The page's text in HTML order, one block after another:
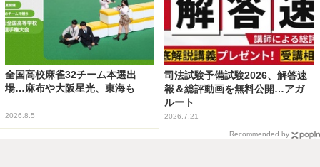
全国高校麻雀32チーム本選出
場…麻布や大阪星光、東海も
2026.8.5
司法試験予備試験2026、解答速
報＆総評動画を無料公開…アガ
ルート
2026.7.21
Recommended by